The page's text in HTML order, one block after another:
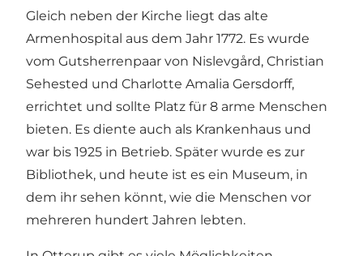
Gleich neben der Kirche liegt das alte
Armenhospital aus dem Jahr 1772. Es wurde
vom Gutsherrenpaar von Nislevgård, Christian
Sehested und Charlotte Amalia Gersdorff,
errichtet und sollte Platz für 8 arme Menschen
bieten. Es diente auch als Krankenhaus und
war bis 1925 in Betrieb. Später wurde es zur
Bibliothek, und heute ist es ein Museum, in
dem ihr sehen könnt, wie die Menschen vor
mehreren hundert Jahren lebten.